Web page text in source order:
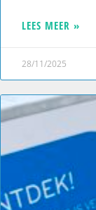
LEES MEER »
28/11/2025